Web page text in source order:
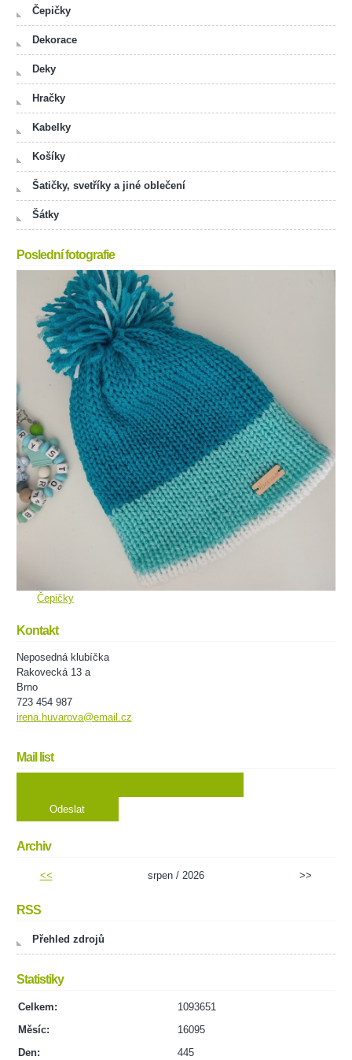
Čepičky
Dekorace
Deky
Hračky
Kabelky
Košíky
Šatičky, svetříky a jiné oblečení
Šátky
Poslední fotografie
Čepičky
Kontakt
Neposedná klubíčka
Rakovecká 13 a
Brno
723 454 987
irena.huvarova@email.cz
Mail list
Archiv
<< srpen / 2026 >>
RSS
Přehled zdrojů
Statistiky
Celkem:
1093651
Měsíc:
16095
Den:
445